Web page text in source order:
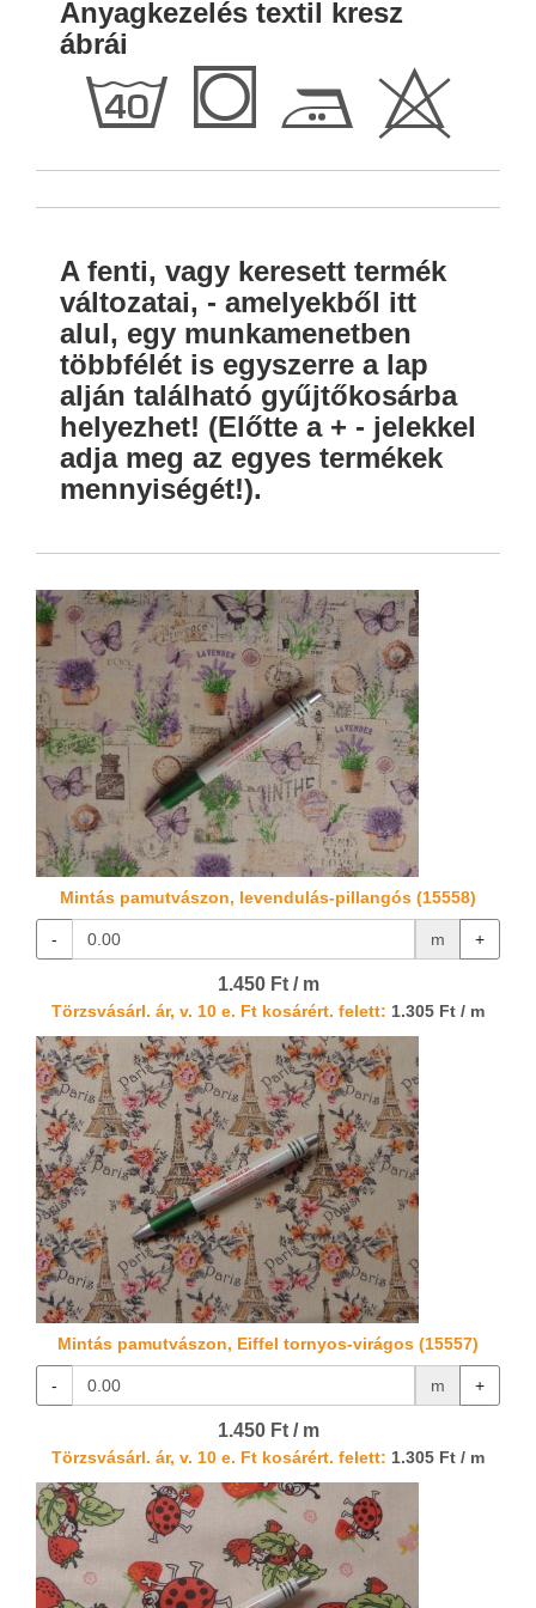
Anyagkezelés textil kresz
ábrái
h Q E H
A fenti, vagy keresett termék
változatai, - amelyekből itt
alul, egy munkamenetben
többfélét is egyszerre a lap
alján található gyűjtőkosárba
helyezhet! (Előtte a + - jelekkel
adja meg az egyes termékek
mennyiségét!).
Mintás pamutvászon, levendulás-pillangós (15558)
- m +
1.450 Ft / m
Törzsvásárl. ár, v. 10 e. Ft kosárért. felett: 1.305 Ft / m
Mintás pamutvászon, Eiffel tornyos-virágos (15557)
- m +
1.450 Ft / m
Törzsvásárl. ár, v. 10 e. Ft kosárért. felett: 1.305 Ft / m